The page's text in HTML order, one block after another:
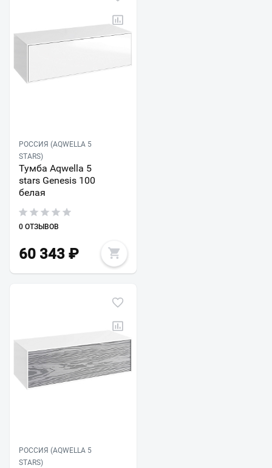
РОССИЯ (AQWELLA 5
STARS)
Тумба Aqwella 5
stars Genesis 100
белая
0 ОТЗЫВОВ
60 343 ₽
РОССИЯ (AQWELLA 5
STARS)